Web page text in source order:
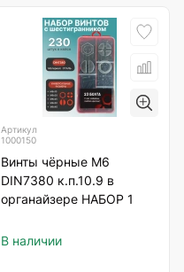
Артикул
1000150
Винты чёрные М6
DIN7380 к.п.10.9 в
органайзере НАБОР 1
В наличии